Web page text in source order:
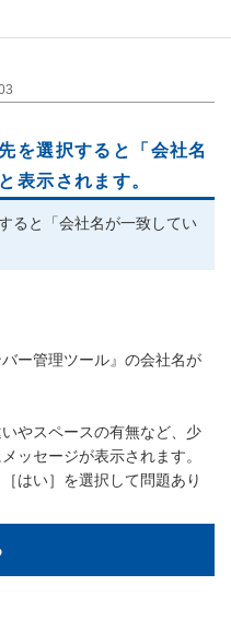
を選択すると「会社名
表示されます。
ると「会社名が一致してい
ー管理ツール』の会社名が
やスペースの有無など、少
ッセージが表示されます。
はい］を選択して問題あり